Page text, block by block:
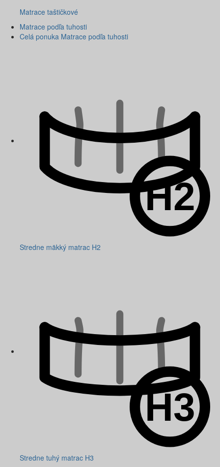
Matrace taštičkové
Matrace podľa tuhosti
Celá ponuka Matrace podľa tuhosti
Stredne mäkký matrac H2
Stredne tuhý matrac H3